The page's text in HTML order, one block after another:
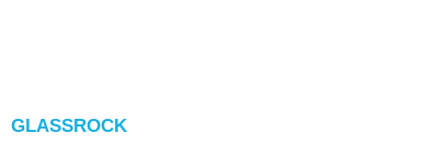
GLASSROCK